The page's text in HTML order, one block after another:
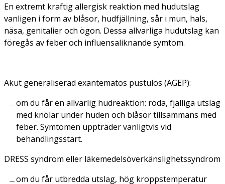
En extremt kraftig allergisk reaktion med hudutslag
vanligen i form av blåsor, hudfjällning, sår i mun, hals,
näsa, genitalier och ögon. Dessa allvarliga hudutslag kan
föregås av feber och influensaliknande symtom.
Akut generaliserad exantematös pustulos (AGEP):
om du får en allvarlig hudreaktion: röda, fjälliga utslag
med knölar under huden och blåsor tillsammans med
feber. Symtomen uppträder vanligtvis vid
behandlingsstart.
DRESS syndrom eller läkemedelsöverkänslighetssyndrom
om du får utbredda utslag, hög kroppstemperatur